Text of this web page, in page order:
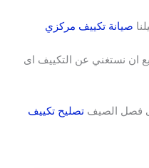
صيانة تكييف مركزي
ان نستغني عن التكييف اى
فصل الصيف تصليح تكييف